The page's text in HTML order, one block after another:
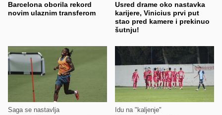
Barcelona oborila rekord
novim ulaznim transferom
Usred drame oko nastavka
karijere, Vinicius prvi put
stao pred kamere i prekinuo
šutnju!
Saga se nastavlja Idu na "kaljenje"